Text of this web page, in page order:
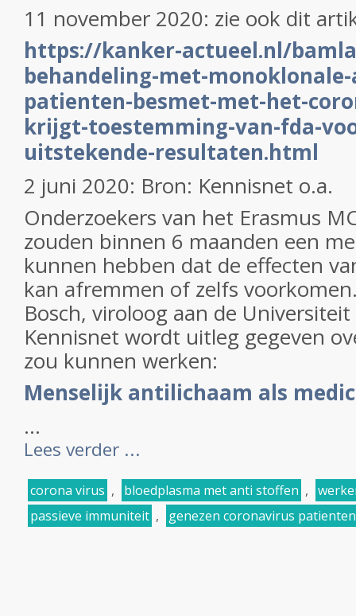
11 november 2020: zie ook dit
https://kanker-actueel.nl/
behandeling-met-
patienten-besmet-met-het-
krijgt-toestemming-van-fda-
uitstekende-resultaten.html
2 juni 2020: Bron: Kennisnet o.a.
Onderzoekers van het Erasmus
zouden binnen 6 maanden een
kunnen hebben dat de effecten
kan afremmen of zelfs
Bosch, viroloog aan de
Kennisnet wordt uitleg gegeven
zou kunnen werken:
Menselijk antilichaam als
...
Lees verder ...
corona virus , bloedplasma met anti stoffen ,
passieve immuniteit , genezen coronavirus patienten